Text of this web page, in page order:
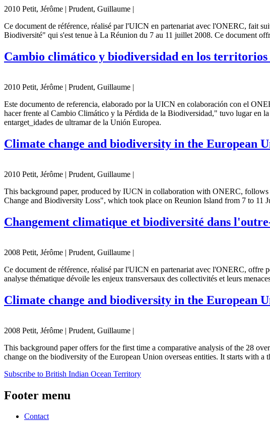
2010 Petit, Jérôme | Prudent, Guillaume |
Ce document de référence, réalisé par l'UICN en partenariat avec l'ONERC, fait
Biodiversité" qui s'est tenue à La Réunion du 7 au 11 juillet 2008. Ce document
Cambio climático y biodiversidad en los
2010 Petit, Jérôme | Prudent, Guillaume |
Este documento de referencia, elaborado por la UICN en colaboración con el
hacer frente al Cambio Climático y la Pérdida de la Biodiversidad," tuvo lugar en
entarget_idades de ultramar de la Unión Europea.
Climate change and biodiversity in the European
2010 Petit, Jérôme | Prudent, Guillaume |
This background paper, produced by IUCN in collaboration with ONERC,
Change and Biodiversity Loss", which took place on Reunion Island from 7 to 11
Changement climatique et biodiversité dans
2008 Petit, Jérôme | Prudent, Guillaume |
Ce document de référence, réalisé par l'UICN en partenariat avec l'ONERC, offre
analyse thématique dévoile les enjeux transversaux des collectivités et leurs
Climate change and biodiversity in the European
2008 Petit, Jérôme | Prudent, Guillaume |
This background paper offers for the first time a comparative analysis of the 28
change on the biodiversity of the European Union overseas entities. It starts with a
Subscribe to British Indian Ocean Territory
Footer menu
Contact